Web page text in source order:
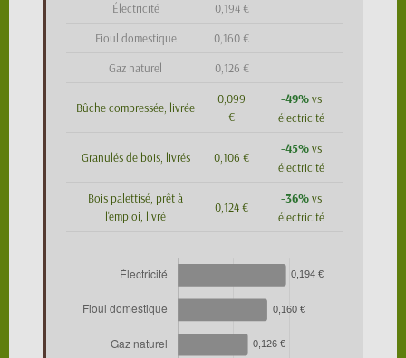
Électricité 0,194 €
Fioul domestique 0,160 €
Gaz naturel 0,126 €
Bûche compressée, livrée
0,099
€
-49%vs
électricité
Granulés de bois, livrés 0,106 €
-45%vs
électricité
Bois palettisé, prêt à
l'emploi, livré
0,124 €
-36%vs
électricité